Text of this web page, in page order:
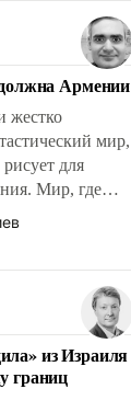
перед
Армении
жестко
мир,
для
Мир, где
должны
где его
за
и где за свои
отвечать.
из Израиля
границ